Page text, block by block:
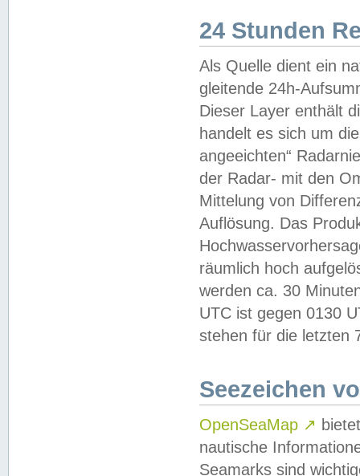
24 Stunden
Als Quelle dient ein
gleitende 24h-
Dieser Layer enthält
handelt es sich um
angeeichten“
der Radar- mit den
Mittelung von
Auflösung. Das
räumlich hoch
werden ca. 30
UTC ist gegen 0130
stehen für die letzten
Seezeichen
OpenSeaMap ↗
nautische
Seamarks sind